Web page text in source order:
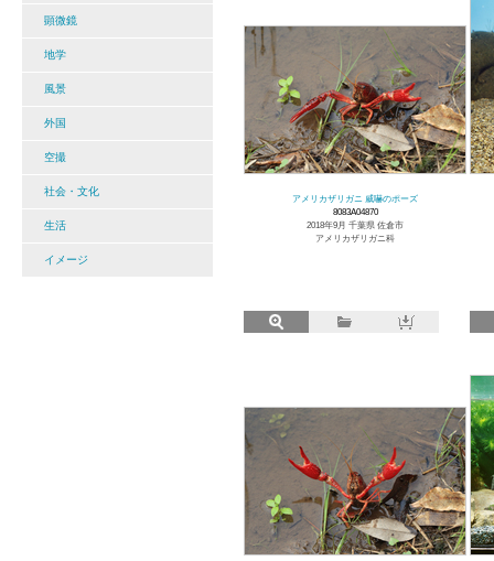
顕微鏡
地学
風景
外国
空撮
社会・文化
生活
イメージ
アメリカザリガニ 威嚇のポーズ
8083A04870
2018年9月 千葉県 佐倉市
アメリカザリガニ科